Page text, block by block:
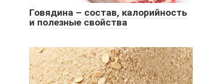
Говядина – состав, калорийность
и полезные свойства